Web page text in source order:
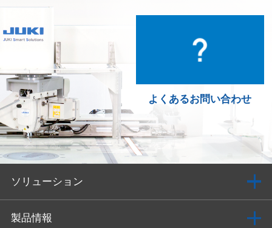
よくあるお問い合わせ
ソリューション
製品情報